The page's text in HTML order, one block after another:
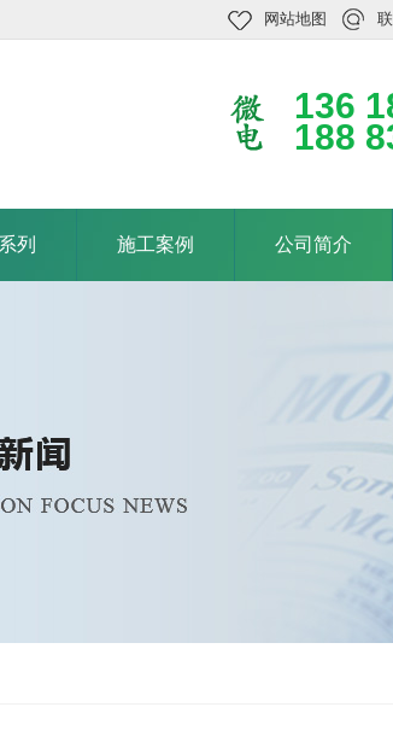
网站地图
136
188
列 施工案例 公司简介